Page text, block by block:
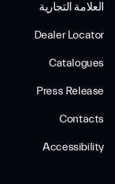
العلامة التجارية
Dealer Locator
Catalogues
Press Release
Contacts
Accessibility